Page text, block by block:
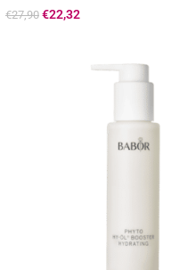
€27,90 €22,32